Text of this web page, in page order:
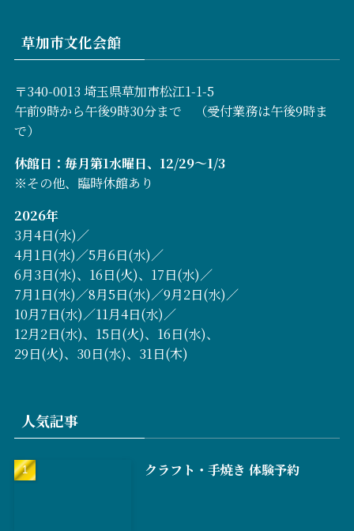
草加市文化会館
〒340-0013 埼玉県草加市松江1-1-5
午前9時から午後9時30分まで （受付業務は午後9時ま
で）
休館日：毎月第1水曜日、12/29～1/3
※その他、臨時休館あり
2026年
3月4日(水)／
4月1日(水)／5月6日(水)／
6月3日(水)、16日(火)、17日(水)／
7月1日(水)／8月5日(水)／9月2日(水)／
10月7日(水)／11月4日(水)／
12月2日(水)、15日(火)、16日(水)、
29日(火)、30日(水)、31日(木)
人気記事
クラフト・手焼き 体験予約